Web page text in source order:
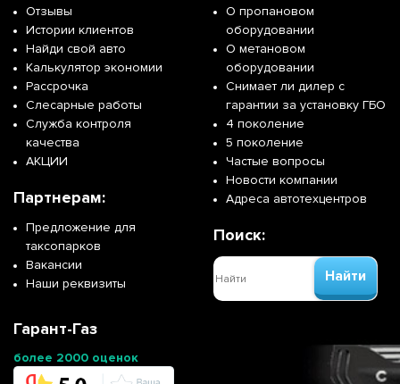
Отзывы
Истории клиентов
Найди свой авто
Калькулятор экономии
Рассрочка
Слесарные работы
Служба контроля
качества
АКЦИИ
Партнерам:
Предложение для
таксопарков
Вакансии
Наши реквизиты
О пропановом
оборудовании
О метановом
оборудовании
Снимает ли дилер с
гарантии за установку ГБО
4 поколение
5 поколение
Частые вопросы
Новости компании
Адреса автотехцентров
Поиск:
Найти
Гарант-Газ
более 2000 оценок